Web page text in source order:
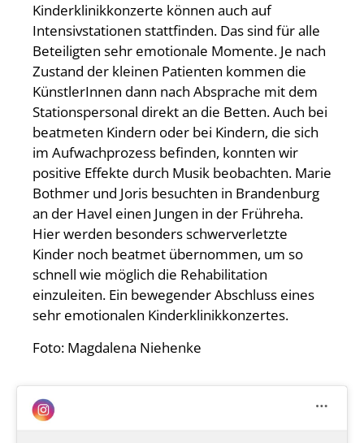
Kinderklinikkonzerte können auch auf
Intensivstationen stattfinden. Das sind für alle
Beteiligten sehr emotionale Momente. Je nach
Zustand der kleinen Patienten kommen die
KünstlerInnen dann nach Absprache mit dem
Stationspersonal direkt an die Betten. Auch bei
beatmeten Kindern oder bei Kindern, die sich
im Aufwachprozess befinden, konnten wir
positive Effekte durch Musik beobachten. Marie
Bothmer und Joris besuchten in Brandenburg
an der Havel einen Jungen in der Frühreha.
Hier werden besonders schwerverletzte
Kinder noch beatmet übernommen, um so
schnell wie möglich die Rehabilitation
einzuleiten. Ein bewegender Abschluss eines
sehr emotionalen Kinderklinikkonzertes.
Foto: Magdalena Niehenke